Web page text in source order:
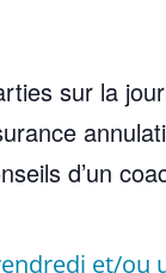
sur la
d’un
et/ou